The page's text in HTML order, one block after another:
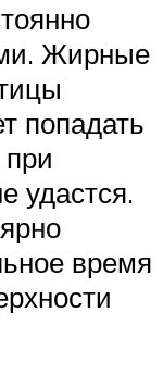
Жирные
попадать
удастся.
время